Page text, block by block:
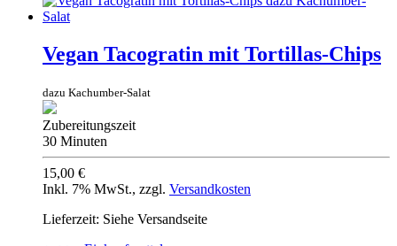
Vegan Tacogratin mit Tortillas-Chips
dazu Kachumber-Salat
Zubereitungszeit
30 Minuten
15,00 €
Inkl. 7% MwSt., zzgl. Versandkosten
Lieferzeit: Siehe Versandseite